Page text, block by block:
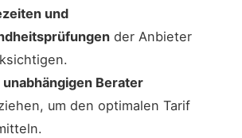
und
der Anbieter
unabhängigen Berater
um den optimalen Tarif